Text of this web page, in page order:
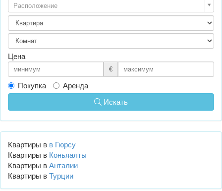
Расположение
Цена
€
Покупка
Аренда
Искать
Квартиры в в Гюрсу
Квартиры в Коньяалты
Квартиры в Анталии
Квартиры в Турции